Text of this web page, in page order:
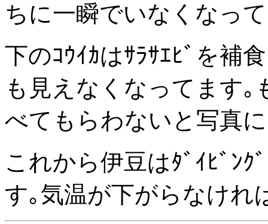
ちに一瞬でいなくなっ
下のｺｳｲｶはｻﾗｻｴﾋﾞを補
も見えなくなってます
べてもらわないと写真
これから伊豆はﾀﾞｲﾋﾞﾝ
す｡気温が下がらなけれ